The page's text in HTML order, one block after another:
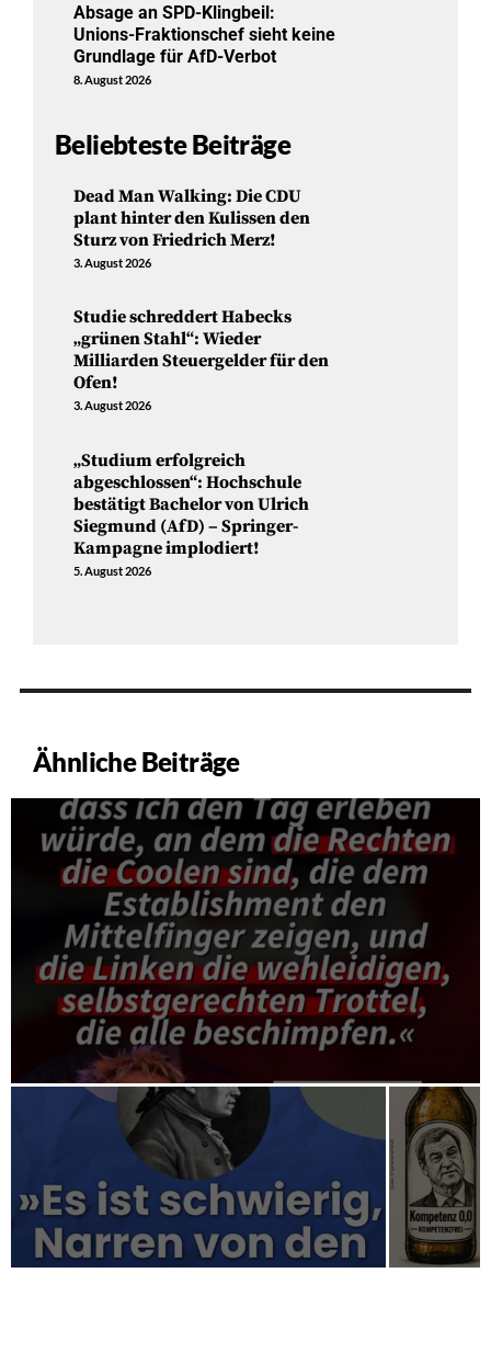
Absage an SPD-Klingbeil:
Unions-Fraktionschef sieht keine
Grundlage für AfD-Verbot
8. August 2026
Beliebteste Beiträge
Dead Man Walking: Die CDU
plant hinter den Kulissen den
Sturz von Friedrich Merz!
3. August 2026
Studie schreddert Habecks
„grünen Stahl“: Wieder
Milliarden Steuergelder für den
Ofen!
3. August 2026
„Studium erfolgreich
abgeschlossen“: Hochschule
bestätigt Bachelor von Ulrich
Siegmund (AfD) – Springer-
Kampagne implodiert!
5. August 2026
Ähnliche Beiträge